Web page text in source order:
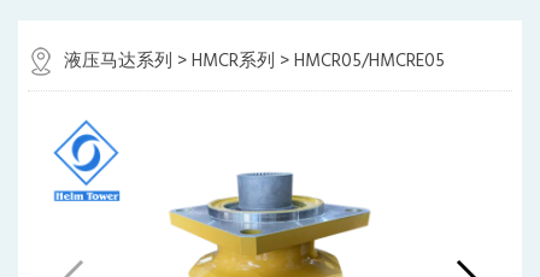
液压马达系列 >HMCR系列 > HMCR05/HMCRE05